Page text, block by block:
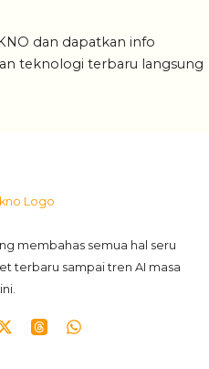
dan dapatkan info
teknologi terbaru langsung
membahas semua hal seru
terbaru sampai tren AI masa